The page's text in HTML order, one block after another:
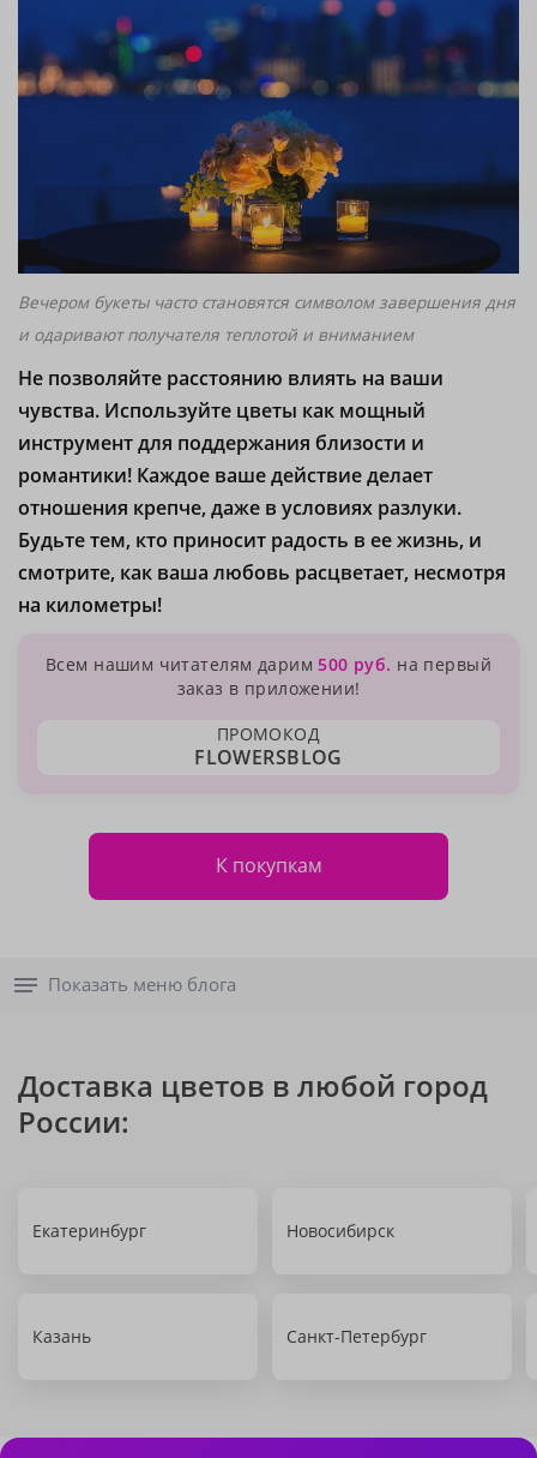
Вечером букеты часто становятся символом завершения дня
и одаривают получателя теплотой и вниманием
Не позволяйте расстоянию влиять на ваши
чувства. Используйте цветы как мощный
инструмент для поддержания близости и
романтики! Каждое ваше действие делает
отношения крепче, даже в условиях разлуки.
Будьте тем, кто приносит радость в ее жизнь, и
смотрите, как ваша любовь расцветает, несмотря
на километры!
Всем нашим читателям дарим500 руб. на первый
заказ в приложении!
ПРОМОКОД
FLOWERSBLOG
К покупкам
Показать меню блога
Доставка цветов в любой город
России:
Екатеринбург Новосибирск
Казань Санкт-Петербург